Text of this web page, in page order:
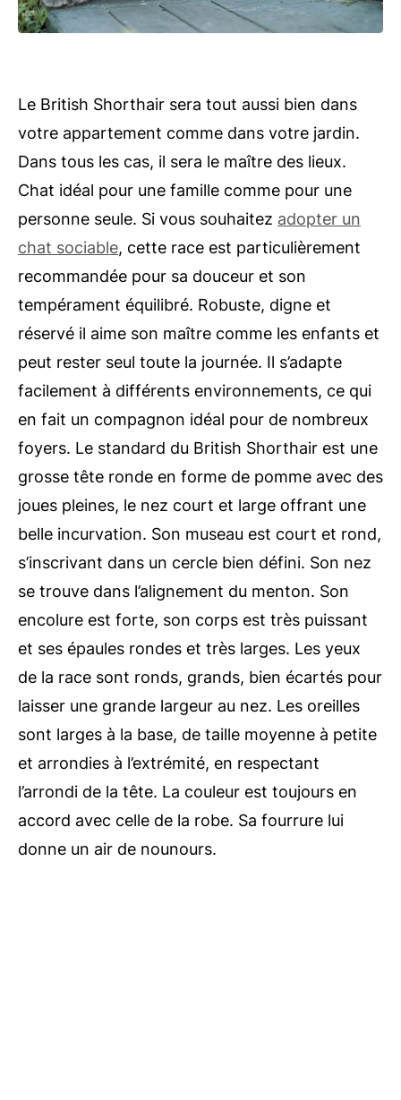
Le British Shorthair sera tout aussi bien dans
votre appartement comme dans votre jardin.
Dans tous les cas, il sera le maître des lieux.
Chat idéal pour une famille comme pour une
personne seule. Si vous souhaitez adopter un
chat sociable, cette race est particulièrement
recommandée pour sa douceur et son
tempérament équilibré. Robuste, digne et
réservé il aime son maître comme les enfants et
peut rester seul toute la journée. Il s’adapte
facilement à différents environnements, ce qui
en fait un compagnon idéal pour de nombreux
foyers. Le standard du British Shorthair est une
grosse tête ronde en forme de pomme avec des
joues pleines, le nez court et large offrant une
belle incurvation. Son museau est court et rond,
s’inscrivant dans un cercle bien défini. Son nez
se trouve dans l’alignement du menton. Son
encolure est forte, son corps est très puissant
et ses épaules rondes et très larges. Les yeux
de la race sont ronds, grands, bien écartés pour
laisser une grande largeur au nez. Les oreilles
sont larges à la base, de taille moyenne à petite
et arrondies à l’extrémité, en respectant
l’arrondi de la tête. La couleur est toujours en
accord avec celle de la robe. Sa fourrure lui
donne un air de nounours.